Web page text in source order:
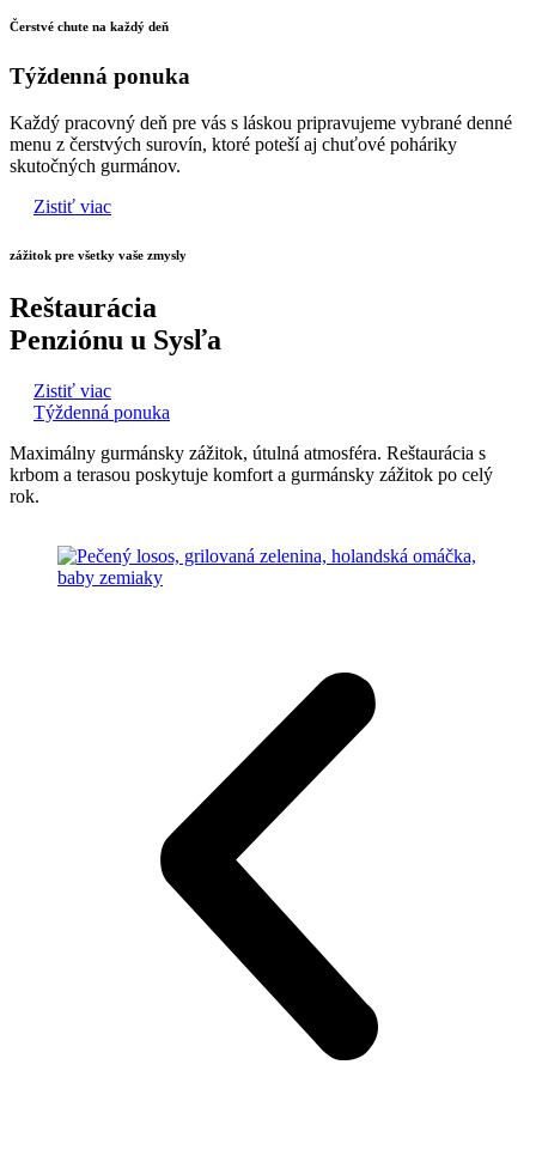
Čerstvé chute na každý deň
Týždenná ponuka
Každý pracovný deň pre vás s láskou pripravujeme vybrané denné
menu z čerstvých surovín, ktoré poteší aj chuťové poháriky
skutočných gurmánov.
Zistiť viac
zážitok pre všetky vaše zmysly
Reštaurácia
Penziónu u Sysľa
Zistiť viac
Týždenná ponuka
Maximálny gurmánsky zážitok, útulná atmosféra. Reštaurácia s
krbom a terasou poskytuje komfort a gurmánsky zážitok po celý
rok.